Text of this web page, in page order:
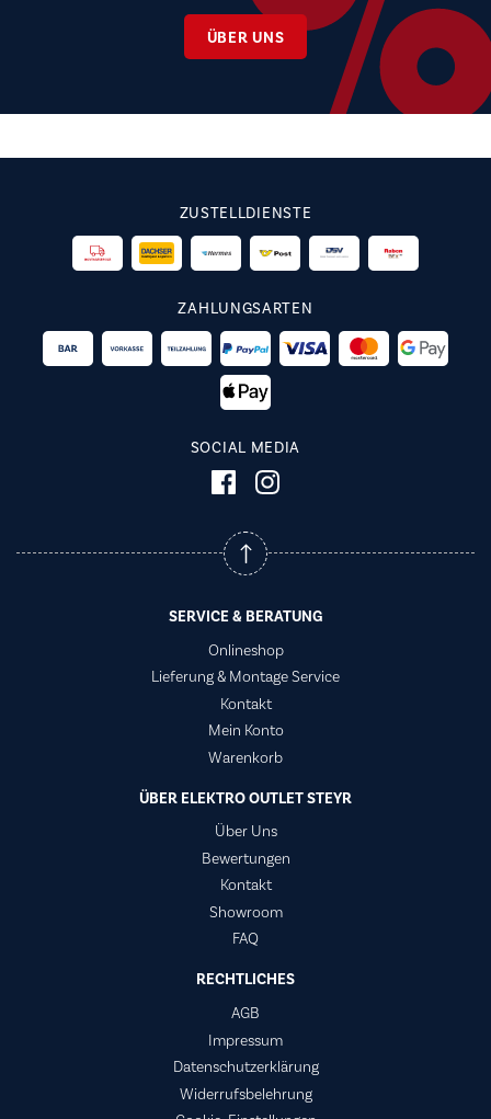
ÜBER UNS
ZUSTELLDIENSTE
ZAHLUNGSARTEN
SOCIAL MEDIA
SERVICE & BERATUNG
Onlineshop
Lieferung & Montage Service
Kontakt
Mein Konto
Warenkorb
ÜBER ELEKTRO OUTLET STEYR
Über Uns
Bewertungen
Kontakt
Showroom
FAQ
RECHTLICHES
AGB
Impressum
Datenschutzerklärung
Widerrufsbelehrung